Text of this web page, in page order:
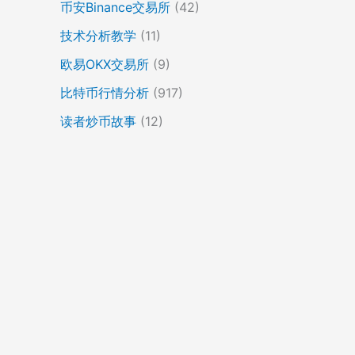
币安Binance交易所 (42)
技术分析教学 (11)
欧易OKX交易所 (9)
比特币行情分析 (917)
读者炒币故事 (12)